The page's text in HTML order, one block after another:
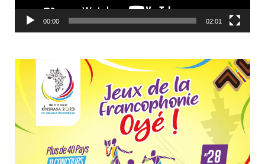
00:00 02:01